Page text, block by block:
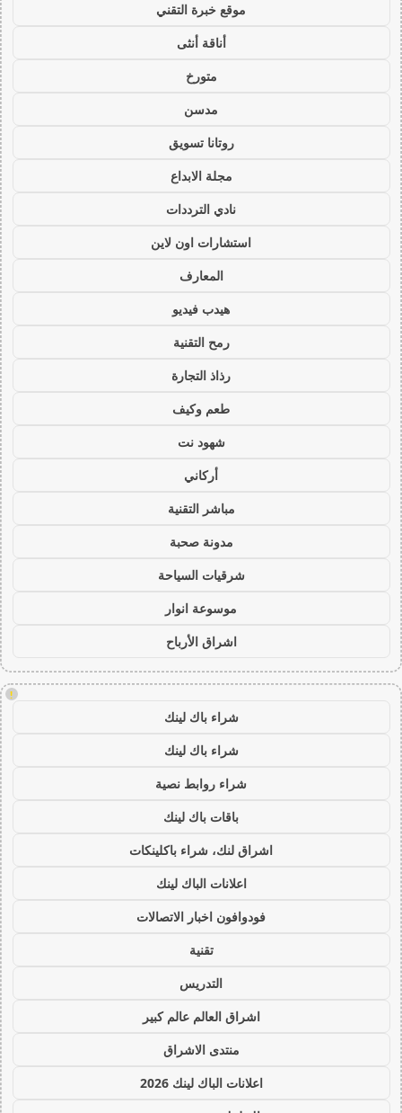
موقع خبرة التقني
أناقة أنثى
متورخ
مدسن
روتانا تسويق
مجلة الابداع
نادي الترددات
استشارات اون لاين
المعارف
هيدب فيديو
رمح التقنية
رذاذ التجارة
طعم وكيف
شهود نت
أركاني
مباشر التقنية
مدونة صحبة
شرقيات السياحة
موسوعة انوار
اشراق الأرباح
!
شراء باك لينك
شراء باك لينك
شراء روابط نصية
باقات باك لينك
اشراق لنك، شراء باكلينكات
اعلانات الباك لينك
فودوافون اخبار الاتصالات
تقنية
التدريس
اشراق العالم عالم كبير
منتدى الاشراق
اعلانات الباك لينك 2026